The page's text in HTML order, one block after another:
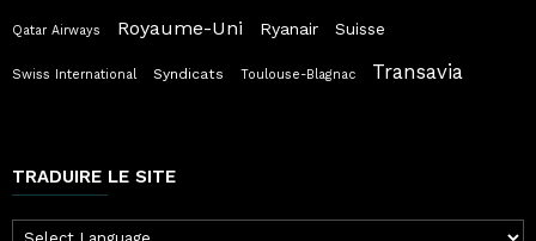
Qatar Airways Royaume-Uni Ryanair Suisse
Swiss International Syndicats Toulouse-Blagnac Transavia
TRADUIRE LE SITE